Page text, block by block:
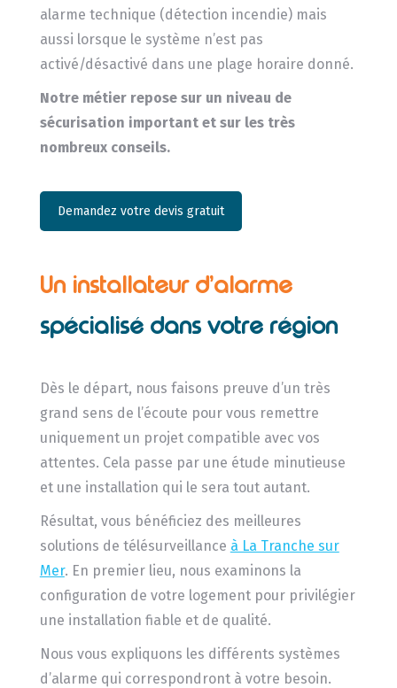
alarme technique (détection incendie) mais
aussi lorsque le système n’est pas
activé/désactivé dans une plage horaire donné.
Notre métier repose sur un niveau de
sécurisation important et sur les très
nombreux conseils.
Demandez votre devis gratuit
Un installateur d’alarme
spécialisé dans votre région
Dès le départ, nous faisons preuve d’un très
grand sens de l’écoute pour vous remettre
uniquement un projet compatible avec vos
attentes. Cela passe par une étude minutieuse
et une installation qui le sera tout autant.
Résultat, vous bénéficiez des meilleures
solutions de télésurveillance à La Tranche sur
Mer. En premier lieu, nous examinons la
configuration de votre logement pour privilégier
une installation fiable et de qualité.
Nous vous expliquons les différents systèmes
d’alarme qui correspondront à votre besoin.